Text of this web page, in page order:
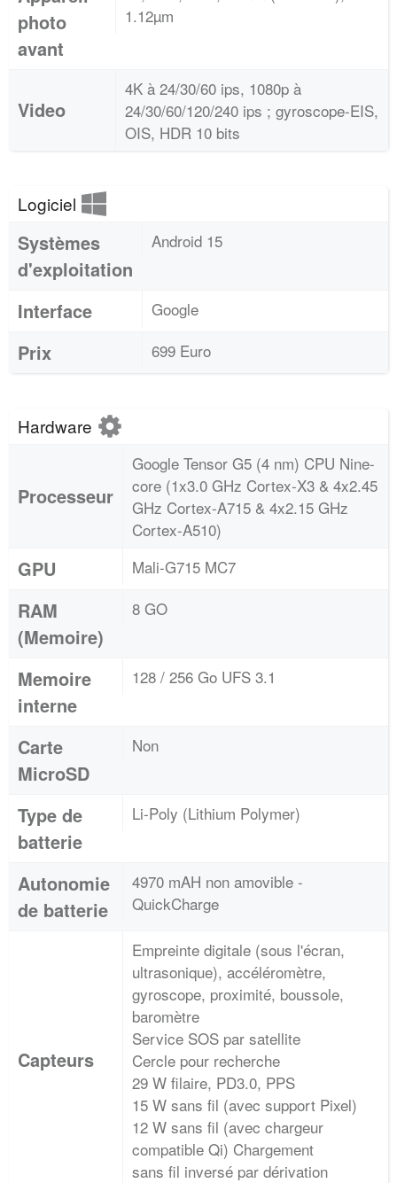
photo
avant
1.12µm
Video
4K à 24/30/60 ips, 1080p à
24/30/60/120/240 ips ; gyroscope-EIS,
OIS, HDR 10 bits
Logiciel
Systèmes
d'exploitation
Android 15
Interface Google
Prix 699 Euro
Hardware
Processeur
Google Tensor G5 (4 nm) CPU Nine-
core (1x3.0 GHz Cortex-X3 & 4x2.45
GHz Cortex-A715 & 4x2.15 GHz
Cortex-A510)
GPU Mali-G715 MC7
RAM
(Memoire)
8 GO
Memoire
interne
128 / 256 Go UFS 3.1
Carte
MicroSD
Non
Type de
batterie
Li-Poly (Lithium Polymer)
Autonomie
de batterie
4970 mAH non amovible -
QuickCharge
Capteurs
Empreinte digitale (sous l'écran,
ultrasonique), accéléromètre,
gyroscope, proximité, boussole,
baromètre
Service SOS par satellite
Cercle pour recherche
29 W filaire, PD3.0, PPS
15 W sans fil (avec support Pixel)
12 W sans fil (avec chargeur
compatible Qi) Chargement
sans fil inversé par dérivation